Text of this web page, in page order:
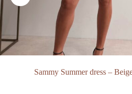
Sammy Summer dress –